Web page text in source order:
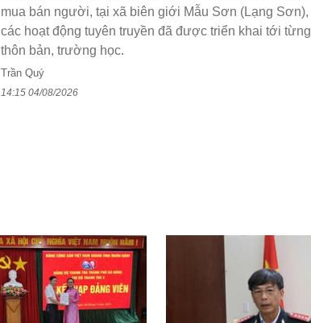
mua bán người, tại xã biên giới Mẫu Sơn (Lạng Sơn),
các hoạt động tuyên truyền đã được triển khai tới từng
thôn bản, trường học.
Trần Quý
14:15 04/08/2026